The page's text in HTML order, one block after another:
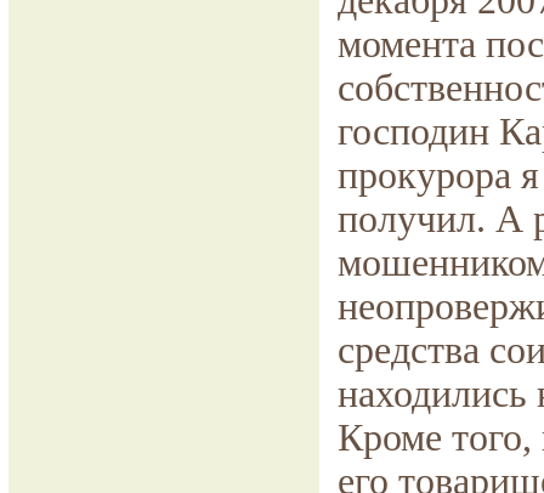
момента
господин
прокурора
получил. А
средства
находились
Кроме
его